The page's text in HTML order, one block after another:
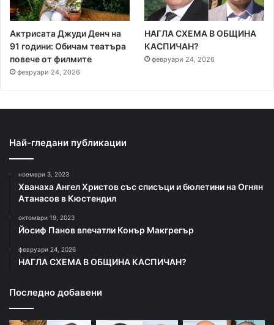
Актрисата Джуди Денч на
91 години: Обичам театъра
повече от филмите
февруари 24, 2026
НАГЛА СХЕМА В ОБЩИНА
КАСПИЧАН?
февруари 24, 2026
Най-гледани публикации
ноември 3, 2023
Хванаха Ангел Христов със списъци и бюлетини на Огнян
Атанасов в Кюстендил
октомври 19, 2023
Йосиф Панов впечатли Конър Макгрегър
февруари 24, 2026
НАГЛА СХЕМА В ОБЩИНА КАСПИЧАН?
Последно добавени